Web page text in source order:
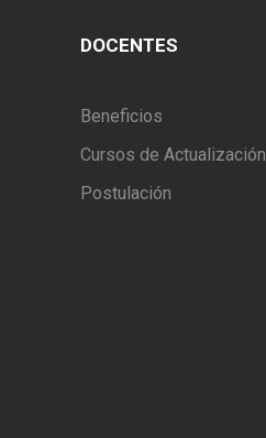
DOCENTES
Beneficios
Cursos de Actualización
Postulación